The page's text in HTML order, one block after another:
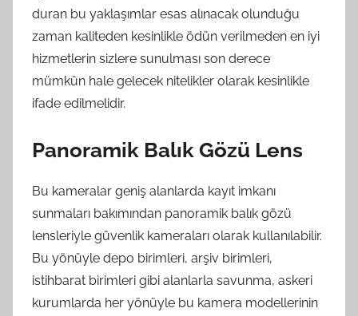
duran bu yaklaşımlar esas alınacak olunduğu
zaman kaliteden kesinlikle ödün verilmeden en iyi
hizmetlerin sizlere sunulması son derece
mümkün hale gelecek nitelikler olarak kesinlikle
ifade edilmelidir.
Panoramik Balık Gözü Lens
Bu kameralar geniş alanlarda kayıt imkanı
sunmaları bakımından panoramik balık gözü
lensleriyle güvenlik kameraları olarak kullanılabilir.
Bu yönüyle depo birimleri, arşiv birimleri,
istihbarat birimleri gibi alanlarla savunma, askeri
kurumlarda her yönüyle bu kamera modellerinin